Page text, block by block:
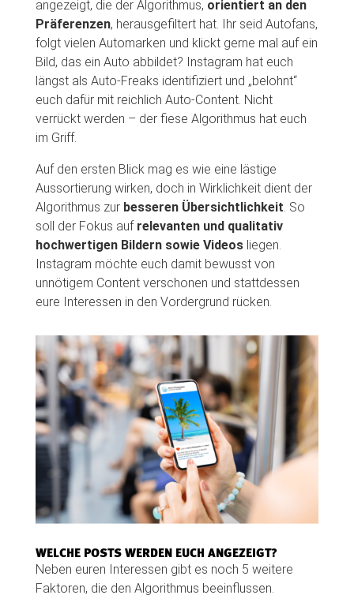
angezeigt, die der Algorithmus, orientiert an den
Präferenzen, herausgefiltert hat. Ihr seid Autofans,
folgt vielen Automarken und klickt gerne mal auf ein
Bild, das ein Auto abbildet? Instagram hat euch
längst als Auto-Freaks identifiziert und „belohnt“
euch dafür mit reichlich Auto-Content. Nicht
verrückt werden – der fiese Algorithmus hat euch
im Griff.
Auf den ersten Blick mag es wie eine lästige
Aussortierung wirken, doch in Wirklichkeit dient der
Algorithmus zur besseren Übersichtlichkeit. So
soll der Fokus auf relevanten und qualitativ
hochwertigen Bildern sowie Videosliegen.
Instagram möchte euch damit bewusst von
unnötigem Content verschonen und stattdessen
eure Interessen in den Vordergrund rücken.
WELCHE POSTS WERDEN EUCH ANGEZEIGT?
Neben euren Interessen gibt es noch 5 weitere
Faktoren, die den Algorithmus beeinflussen.